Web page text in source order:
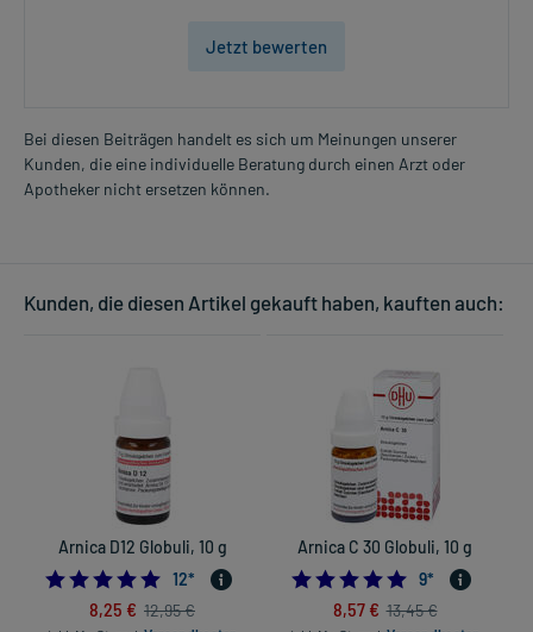
Jetzt bewerten
Bei diesen Beiträgen handelt es sich um Meinungen unserer
Kunden, die eine individuelle Beratung durch einen Arzt oder
Apotheker nicht ersetzen können.
Kunden, die diesen Artikel gekauft haben, kauften auch:
Arnica D12 Globuli, 10 g
5.0
12*
8,25 € 12,95 €
Arnica C 30 Globuli, 10 g
9*
8,57 € 13,45 €